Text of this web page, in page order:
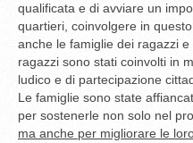
qualificata e di avviare un
quartieri, coinvolgere in
anche le famiglie dei ragazzi
ragazzi sono stati coinvolti in
ludico e di partecipazione
Le famiglie sono state
per sostenerle non solo nel
ma anche per migliorare le